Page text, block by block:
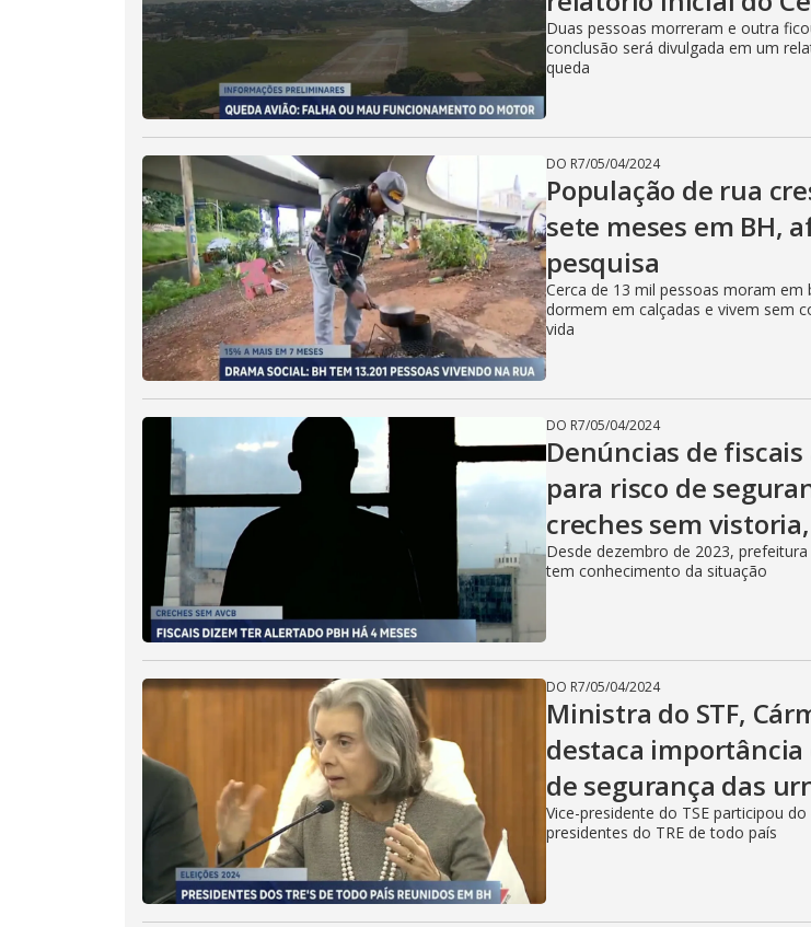
Duas pessoas morreram e outra
conclusão será divulgada em um
queda
DO R7/05/04/2024
População de rua
sete meses em BH,
pesquisa
Cerca de 13 mil pessoas moram em
dormem em calçadas e vivem sem
vida
DO R7/05/04/2024
Denúncias de
para risco de
creches sem
Desde dezembro de 2023,
tem conhecimento da situação
DO R7/05/04/2024
Ministra do STF,
destaca
de segurança das
Vice-presidente do TSE participou
presidentes do TRE de todo país